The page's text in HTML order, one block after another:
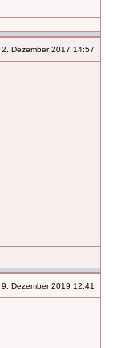
2. Dezember 2017 14:57
9. Dezember 2019 12:41